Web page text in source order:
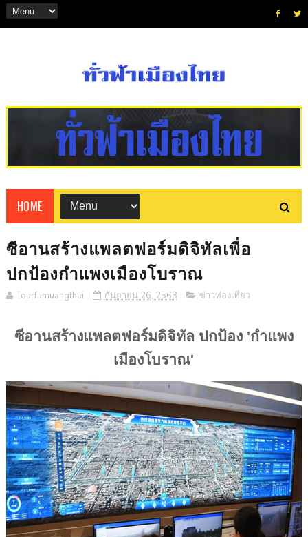
HOME
ซีอานสร้างแพลตฟอร์มดิจิทัลเพื่อ
ปกป้องกำแพงเมืองโบราณ
Tourfamuangthai กันยายน 26, 2568 ข่าวท่องเที่ยว
ซีอานสร้างแพลตฟอร์มดิจิทัล ปกป้อง 'กำแพง
เมืองโบราณ'